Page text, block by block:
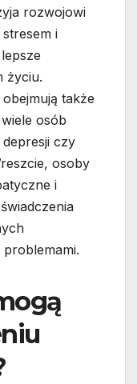
rozwojowi
i
życiu.
także
osób
depresji czy
osoby
i